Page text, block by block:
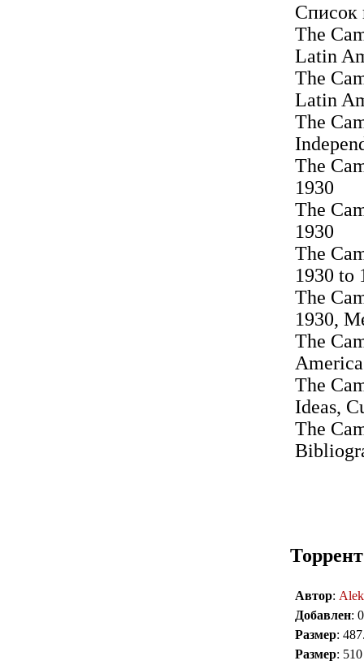
Список
The
Latin
The
Latin
The
The
1930
The
1930
The
1930 to
The
1930,
The
The
Ideas,
The
Торрент
Автор:
Добавлен:
Размер:
Размер: